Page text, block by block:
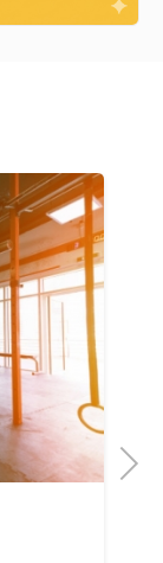
Next